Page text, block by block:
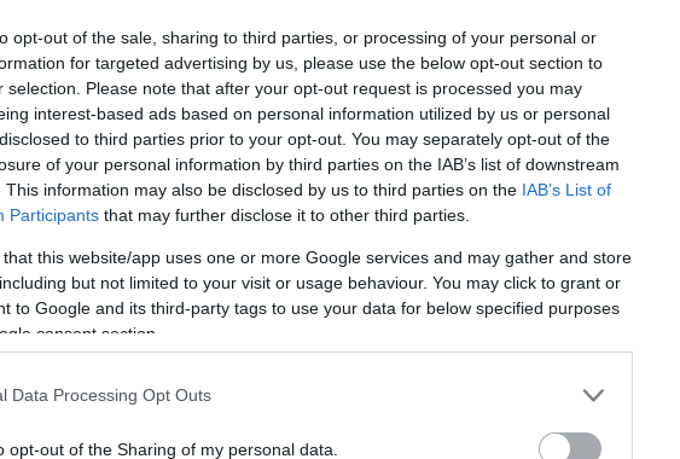
opt-out of the sale, sharing to third parties, or processing of your personal or
for targeted advertising by us, please use the below opt-out section to
selection. Please note that after your opt-out request is processed you may
interest-based ads based on personal information utilized by us or personal
to third parties prior to your opt-out. You may separately opt-out of the
of your personal information by third parties on the IAB’s list of downstream
This information may also be disclosed by us to third parties on the IAB’s List of
Participants that may further disclose it to other third parties.
that this website/app uses one or more Google services and may gather and store
but not limited to your visit or usage behaviour. You may click to grant or
to Google and its third-party tags to use your data for below specified purposes
consent section.
Data Processing Opt Outs
opt-out of the Sharing of my personal data.